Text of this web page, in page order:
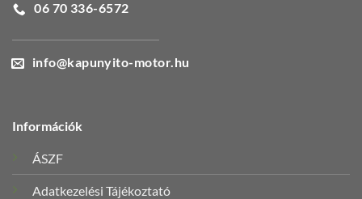
06 70 336-6572
info@kapunyito-motor.hu
Információk
ÁSZF
Adatkezelési Tájékoztató